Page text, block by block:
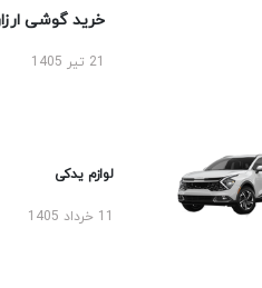
خرید گوشی ارزان
لوازم یدکی